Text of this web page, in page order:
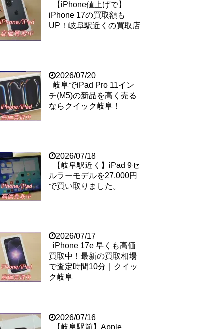
【iPhone値上げで】
iPhone 17の買取額も
UP！岐阜駅近くの買取店
2026/07/20
岐阜でiPad Pro 11イン
チ(M5)の新品を高く売る
ならクイック岐阜！
2026/07/18
【岐阜駅近く】iPad 9セ
ルラーモデルを27,000円
で買い取りました。
2026/07/17
iPhone 17e 早くも高価
買取中！最新の買取相場
で査定時間10分｜クイッ
ク岐阜
2026/07/16
【岐阜駅前】Apple